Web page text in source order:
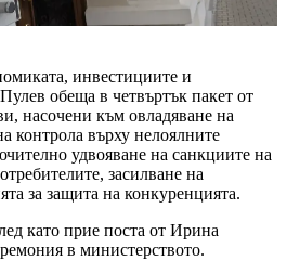
инвестициите и
обеща в четвъртък пакет от
насочени към овладяване на
контрола върху нелоялните
удвояване на санкциите на
засилване на
за защита на конкуренцията.
като прие поста от Ирина
в министерството.